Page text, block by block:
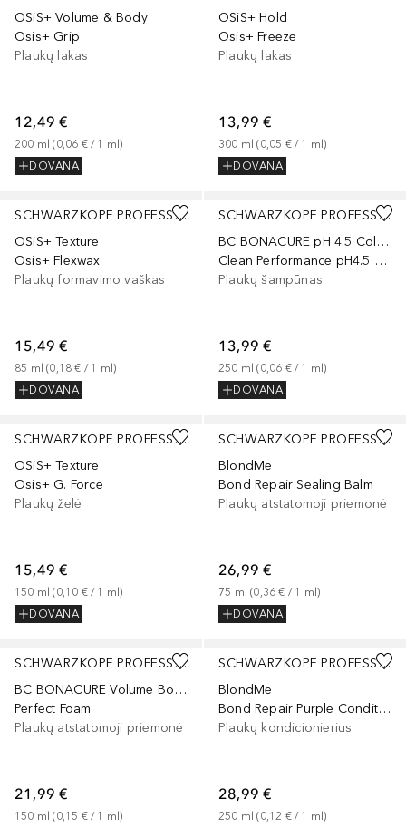
OSiS+ Volume & Body
Osis+ Grip
Plaukų lakas
12,49 €
200 ml (0,06 € / 1 ml)
DOVANA
OSiS+ Hold
Osis+ Freeze
Plaukų lakas
13,99 €
300 ml (0,05 € / 1 ml)
DOVANA
SCHWARZKOPF PROFESSIONAL
OSiS+ Texture
Osis+ Flexwax
Plaukų formavimo vaškas
15,49 €
85 ml (0,18 € / 1 ml)
DOVANA
SCHWARZKOPF PROFESSIONAL
BC BONACURE pH 4.5 Color Freeze
Clean Performance pH4.5 Color Freeze Shampoo
Plaukų šampūnas
13,99 €
250 ml (0,06 € / 1 ml)
DOVANA
SCHWARZKOPF PROFESSIONAL
OSiS+ Texture
Osis+ G. Force
Plaukų želė
15,49 €
150 ml (0,10 € / 1 ml)
DOVANA
SCHWARZKOPF PROFESSIONAL
BlondMe
Bond Repair Sealing Balm
Plaukų atstatomoji priemonė
26,99 €
75 ml (0,36 € / 1 ml)
DOVANA
SCHWARZKOPF PROFESSIONAL
BC BONACURE Volume Boost
Perfect Foam
Plaukų atstatomoji priemonė
21,99 €
150 ml (0,15 € / 1 ml)
SCHWARZKOPF PROFESSIONAL
BlondMe
Bond Repair Purple Conditioner
Plaukų kondicionierius
28,99 €
250 ml (0,12 € / 1 ml)